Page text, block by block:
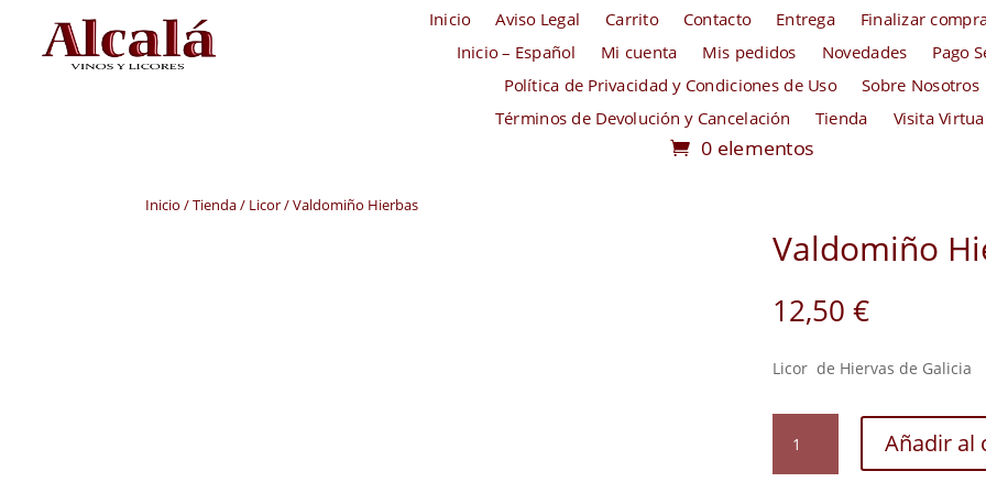
Inicio Aviso Legal Carrito Contacto Entrega Finalizar
Inicio – Español
Mi cuenta Mis pedidos Novedades
Pago
Política de Privacidad y Condiciones de Uso
Sobre Nosotros
Términos de Devolución y Cancelación
Tienda Visita
0 elementos
Inicio /Tienda/ Licor/ Valdomiño Hierbas
Valdomiño
12,50 €
Licor de Hiervas de Galicia
Hierbas
cantidad
Añadir al